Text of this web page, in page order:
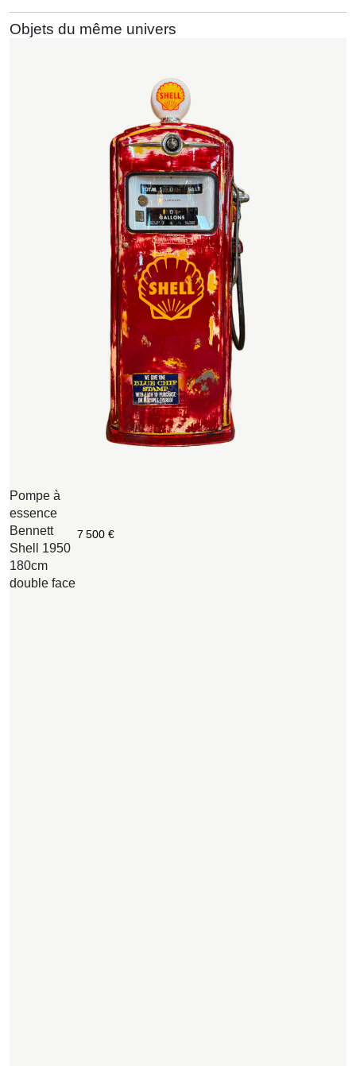
Objets du même univers
Pompe à
essence
Bennett
Shell 1950
180cm
double face
7 500€